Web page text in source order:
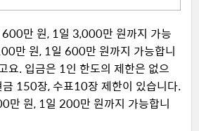
만 원, 1일 3,000만 원까지 가능
만 원, 1일 600만 원까지 가능합니
요. 입금은 1인 한도의 제한은 없으
금 150장, 수표10장 제한이 있습니다.
만 원, 1일 200만 원까지 가능합니